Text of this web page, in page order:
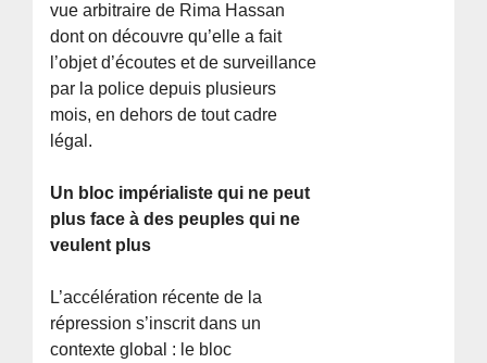
vue arbitraire de Rima Hassan
dont on découvre qu’elle a fait
l’objet d’écoutes et de surveillance
par la police depuis plusieurs
mois, en dehors de tout cadre
légal.
Un bloc impérialiste qui ne peut
plus face à des peuples qui ne
veulent plus
L’accélération récente de la
répression s’inscrit dans un
contexte global : le bloc